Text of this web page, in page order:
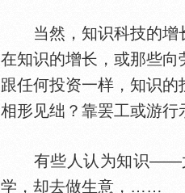
当然，知识科技的增长
在知识的增长，或那些向
跟任何投资一样，知识
相形见绌？靠罢工或游行
有些人认为知识——尤
学，却去做生意，……